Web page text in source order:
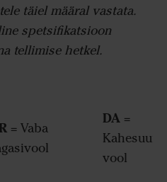
täiel määral vastata.
spetsifikatsioon
tellimise hetkel.
= Vaba
DA =
vool